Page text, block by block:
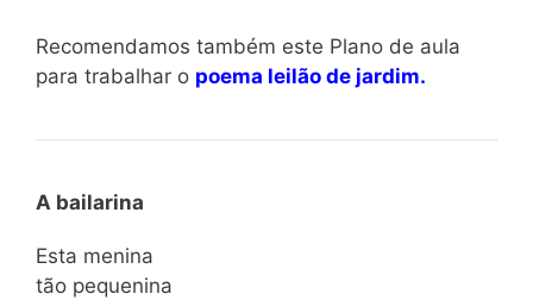
Recomendamos também este Plano de aula
para trabalhar o poema leilão de jardim.
A bailarina
Esta menina
tão pequenina